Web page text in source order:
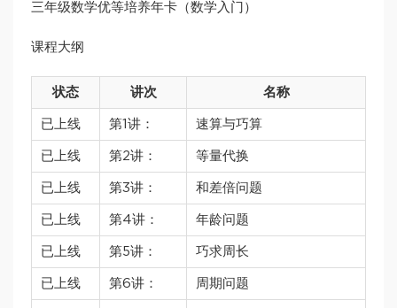
三年级数学优等培养年卡（数学入门）
课程大纲
状态 讲次 名称
已上线 第1讲： 速算与巧算
已上线 第2讲： 等量代换
已上线 第3讲： 和差倍问题
已上线 第4讲： 年龄问题
已上线 第5讲： 巧求周长
已上线 第6讲： 周期问题